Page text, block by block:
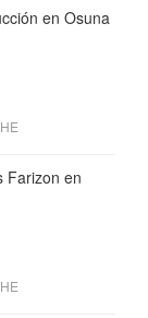
en Osuna
Farizon en